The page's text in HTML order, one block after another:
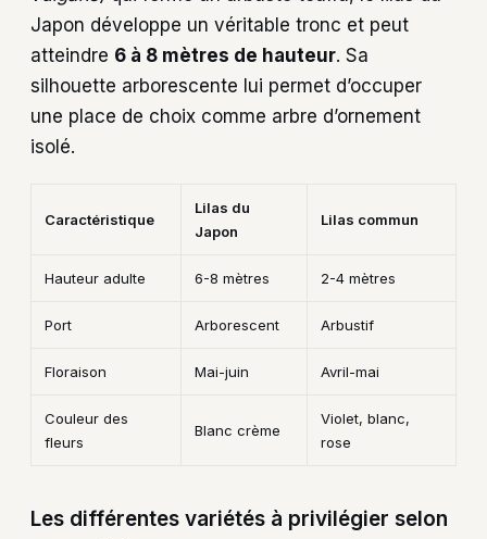
Japon développe un véritable tronc et peut
atteindre 6 à 8 mètres de hauteur. Sa
silhouette arborescente lui permet d’occuper
une place de choix comme arbre d’ornement
isolé.
Caractéristique
Lilas du
Japon
Lilas commun
Hauteur adulte 6-8 mètres 2-4 mètres
Port Arborescent Arbustif
Floraison Mai-juin Avril-mai
Couleur des
fleurs
Blanc crème
Violet, blanc,
rose
Les différentes variétés à privilégier selon